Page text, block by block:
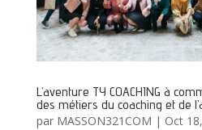
L’aventure TY COACHING à
des métiers du coaching et de
par MASSON321COM | Oct